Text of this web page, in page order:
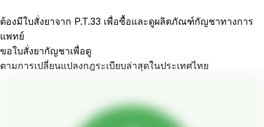
ต้องมีใบสั่งยาจาก P.T.33 เพื่อซื้อและดูผลิตภัณฑ์กัญชาทางการ
แพทย์
ขอใบสั่งยากัญชาเพื่อดู
ตามการเปลี่ยนแปลงกฎระเบียบล่าสุดในประเทศไทย